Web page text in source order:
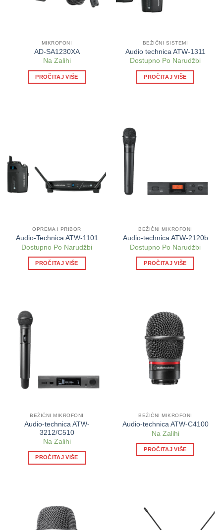
MIKROFONI
AD-SA1230XA
Na Zalihi
PROČITAJ VIŠE
BEŽIČNI SISTEMI
Audio technica ATW-1311
Dostupno Po Narudžbi
PROČITAJ VIŠE
OPREMA I PRIBOR
Audio-Technica ATW-1101
Dostupno Po Narudžbi
PROČITAJ VIŠE
BEŽIČNI MIKROFONI
Audio-technica ATW-2120b
Dostupno Po Narudžbi
PROČITAJ VIŠE
BEŽIČNI MIKROFONI
Audio-technica ATW-
3212/C510
Na Zalihi
PROČITAJ VIŠE
BEŽIČNI MIKROFONI
Audio-technica ATW-C4100
Na Zalihi
PROČITAJ VIŠE